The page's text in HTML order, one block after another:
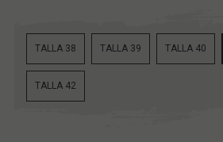
TALLA 38 TALLA 39 TALLA 40
TALLA 42